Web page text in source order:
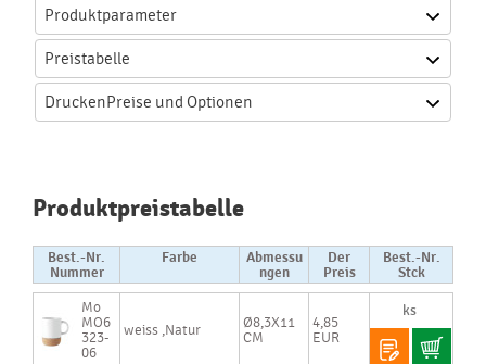
Produktparameter
Preistabelle
DruckenPreise und Optionen
Produktpreistabelle
Best.-Nr.
Nummer
Farbe
Abmessu
ngen
Der
Preis
Best.-Nr.
Stck
Mo
MO6
323-
06
weiss ,Natur
Ø8,3X11
CM
4,85
EUR